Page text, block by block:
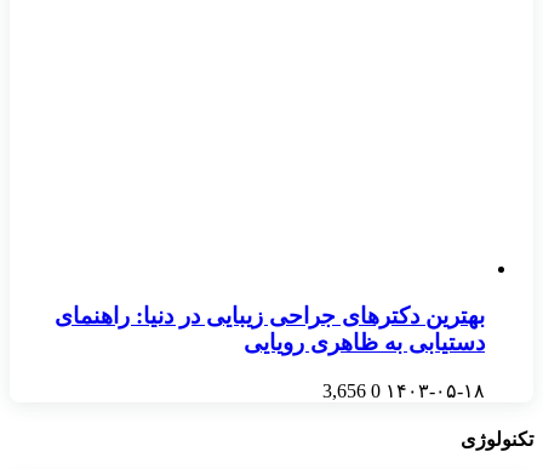
بهترین دکترهای جراحی زیبایی در دنیا: راهنمای
دستیابی به ظاهری رویایی
۱۴۰۳-۰۵-۱۸ 0
3,656
تکنولوژی